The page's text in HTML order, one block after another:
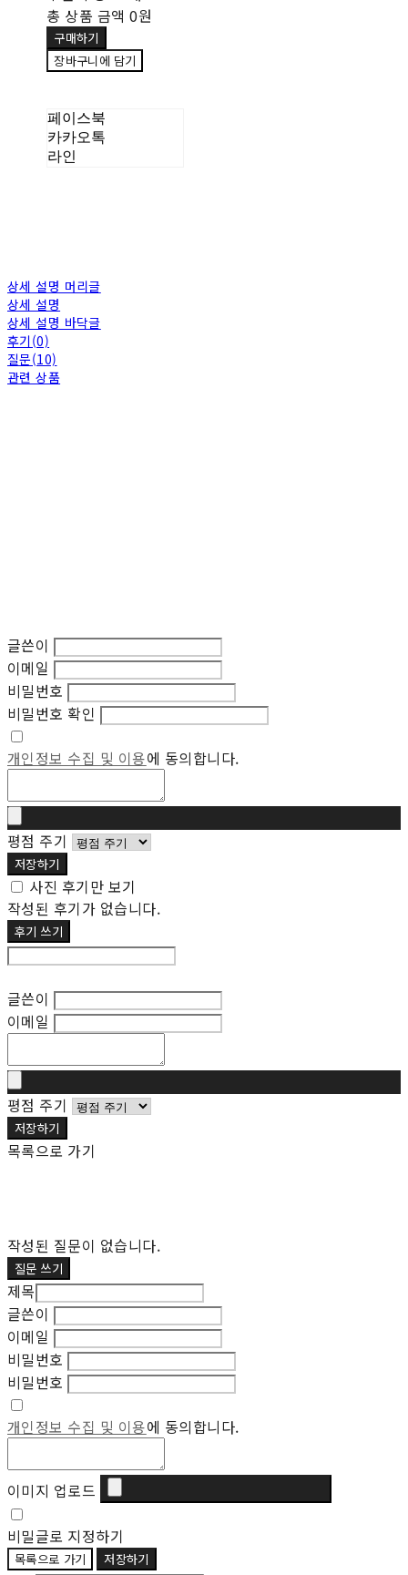
총 상품 금액 0원
구매하기
장바구니에 담기
페이스북
카카오톡
라인
상세 설명 머리글
상세 설명
상세 설명 바닥글
후기(0)
질문(10)
관련 상품
글쓴이
이메일
비밀번호
비밀번호 확인
개인정보 수집 및 이용에 동의합니다.
평점 주기
저장하기
사진 후기만 보기
작성된 후기가 없습니다.
후기 쓰기
글쓴이
이메일
평점 주기
저장하기
목록으로 가기
작성된 질문이 없습니다.
질문 쓰기
제목
글쓴이
이메일
비밀번호
비밀번호
개인정보 수집 및 이용에 동의합니다.
이미지 업로드
비밀글로 지정하기
목록으로 가기 저장하기